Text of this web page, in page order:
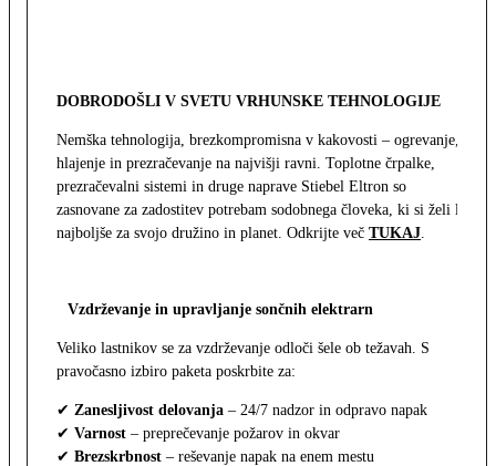
DOBRODOŠLI V SVETU VRHUNSKE TEHNOLOGIJE
Nemška tehnologija, brezkompromisna v kakovosti – ogrevanje,
hlajenje in prezračevanje na najvišji ravni. Toplotne črpalke,
prezračevalni sistemi in druge naprave Stiebel Eltron so
zasnovane za zadostitev potrebam sodobnega človeka, ki si želi le
najboljše za svojo družino in planet. Odkrijte več TUKAJ
Vzdrževanje in upravljanje sončnih elektrarn
Veliko lastnikov se za vzdrževanje odloči šele ob težavah. S
pravočasno izbiro paketa poskrbite za:
✔ Zanesljivost delovanja – 24/7 nadzor in odpravo napak
✔ Varnost – preprečevanje požarov in okvar
✔ Brezskrbnost – reševanje napak na enem mestu